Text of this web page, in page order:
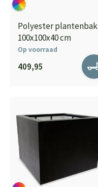
Polyester plantenbak
100x100x40 cm
Op voorraad
409,95